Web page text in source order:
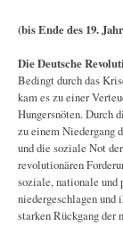
(bis Ende des 19.
Die Deutsche
Bedingt durch das
kam es zu einer
Hungersnöten. Durch
zu einem Niedergang
und die soziale Not
revolutionären
soziale, nationale
niedergeschlagen und
starken Rückgang der